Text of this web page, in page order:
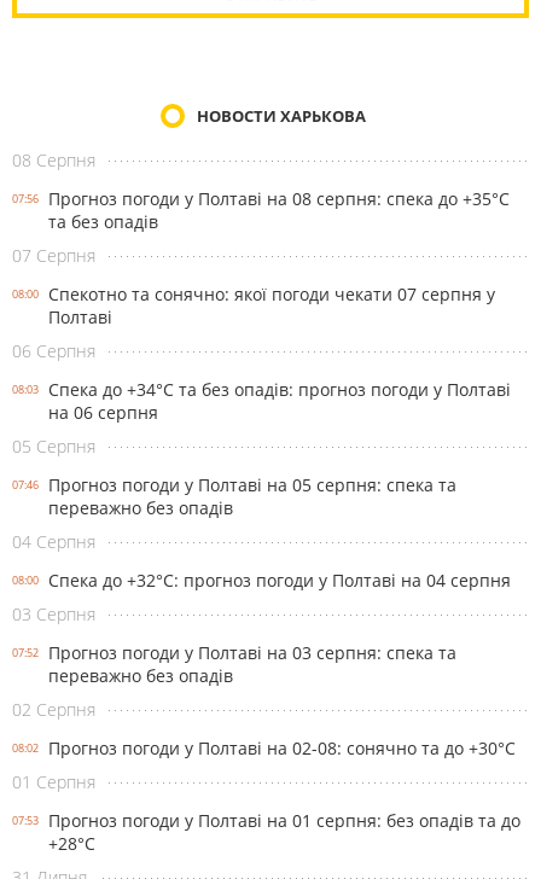
НОВОСТИ ХАРЬКОВА
08 Серпня
07:56
Прогноз погоди у Полтаві на 08 серпня: спека до +35°С
та без опадів
07 Серпня
08:00
Спекотно та сонячно: якої погоди чекати 07 серпня у
Полтаві
06 Серпня
08:03
Спека до +34°С та без опадів: прогноз погоди у Полтаві
на 06 серпня
05 Серпня
07:46
Прогноз погоди у Полтаві на 05 серпня: спека та
переважно без опадів
04 Серпня
08:00
Спека до +32°С: прогноз погоди у Полтаві на 04 серпня
03 Серпня
07:52
Прогноз погоди у Полтаві на 03 серпня: спека та
переважно без опадів
02 Серпня
08:02
Прогноз погоди у Полтаві на 02-08: сонячно та до +30°С
01 Серпня
07:53
Прогноз погоди у Полтаві на 01 серпня: без опадів та до
+28°С